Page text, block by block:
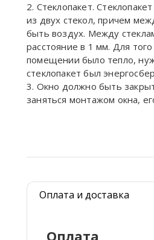
2. Стеклопакет.
из двух стекол, причем
быть воздух. Между
расстояние в 1 мм. Для
помещении было тепло,
стеклопакет был
3. Окно должно быть
заняться монтажом окна,
Оплата и доставка
Оплата